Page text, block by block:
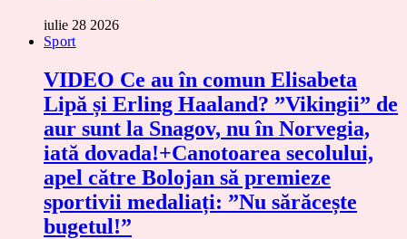
iulie 28 2026
Sport
VIDEO Ce au în comun Elisabeta
Lipă și Erling Haaland? ”Vikingii” de
aur sunt la Snagov, nu în Norvegia,
iată dovada!+Canotoarea secolului,
apel către Bolojan să premieze
sportivii medaliați: ”Nu sărăcește
bugetul!”